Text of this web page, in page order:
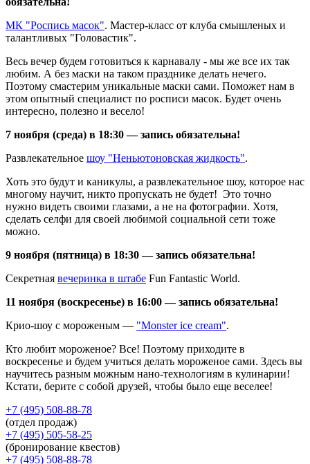
МК "Роспись масок". Мастер-класс от клуба смышленых и
талантливых "Головастик".
Весь вечер будем готовиться к карнавалу - мы же все их так
любим. А без маски на таком празднике делать нечего.
Поэтому смастерим уникальные маски сами. Поможет нам в
этом опытный специалист по росписи масок. Будет очень
интересно, полезно и весело!
7 ноября (среда) в 18:30— запись обязательна!
Развлекательное шоу "Неньютоновская жидкость".
Хоть это будут и каникулы, а развлекательное шоу, которое нас
многому научит, никто пропускать не будет! Это точно
нужно видеть своими глазами, а не на фотографии. Хотя,
сделать селфи для своей любимой социальной сети тоже
можно.
9 ноября (пятница) в 18:30— запись обязательна!
Секретная вечеринка в штабе Fun Fantastic World.
11 ноября (воскресенье) в 16:00— запись обязательна!
Крио-шоу с мороженым — "Monster ice cream".
Кто любит мороженое? Все! Поэтому приходите в
воскресенье и будем учиться делать мороженое сами. Здесь вы
научитесь разным можным нано-технологиям в кулинарии!
Кстати, берите с собой друзей, чтобы было еще веселее!
+7 (495) 508-88-78
(отдел продаж)
+7 (495) 505-58-25
(бронирование квестов)
+7 (495) 508-88-78